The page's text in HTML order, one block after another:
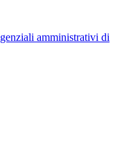
amministrativi di